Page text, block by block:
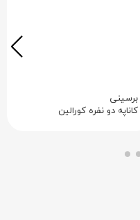
برسینی
کاناپه دو نفره کورالین